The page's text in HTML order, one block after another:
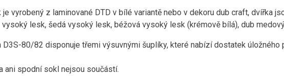
je vyrobený z laminované DTD v bílé variantě nebo v dekoru dub craft, dvířka
vysoký lesk, šedá vysoký lesk, béžová vysoký lesk (krémově bílá), dub
D3S-80/82 disponuje třemi výsuvnými šuplíky, které nabízí dostatek úložného
ani spodní sokl nejsou součástí.